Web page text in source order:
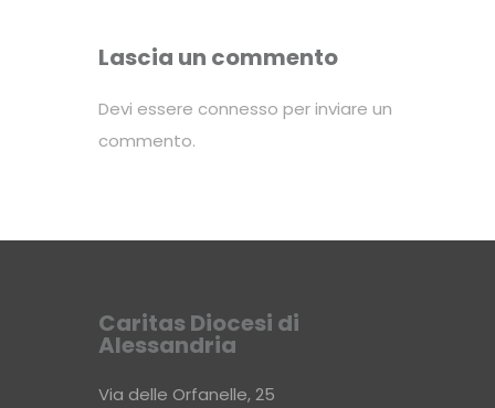
Lascia un commento
Devi essere connesso per inviare un
commento.
Caritas Diocesi di
Alessandria
Via delle Orfanelle, 25